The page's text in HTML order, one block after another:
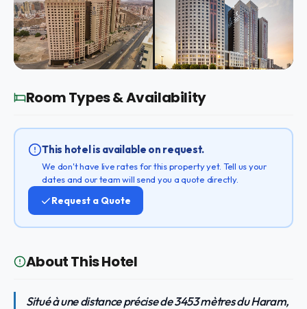
Room Types & Availability
This hotel is available on request.
We don't have live rates for this property yet. Tell us your
dates and our team will send you a quote directly.
Request a Quote
About This Hotel
Situé à une distance précise de 3453 mètres du Haram,